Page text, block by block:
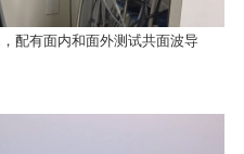
配有面内和面外测试共面波导
*